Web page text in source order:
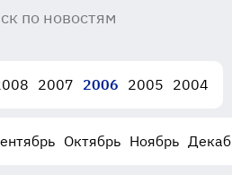
2007 2006 2005 2004
Октябрь Ноябрь